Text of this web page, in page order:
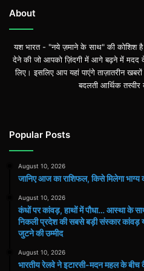
About
यश भारत - "नये ज़माने के साथ" की कोशिश
देने की जो आपको ज़िंदगी में आगे बढ़ने में
लिए। इसलिए आप यहां पाएंगे ताज़ातरीन
बदलती आर्थिक तस्वीर
Popular Posts
August 10, 2026
जानिए आज का राशिफल, किसे मिलेगा भाग्य
August 10, 2026
कंधों पर कांवड़, हाथों में पौधा… आस्था के
निकली प्रदेश की सबसे बड़ी संस्कार
जुटने की उम्मीद
August 10, 2026
भारतीय रेलवे ने इटारसी-मदन महल के